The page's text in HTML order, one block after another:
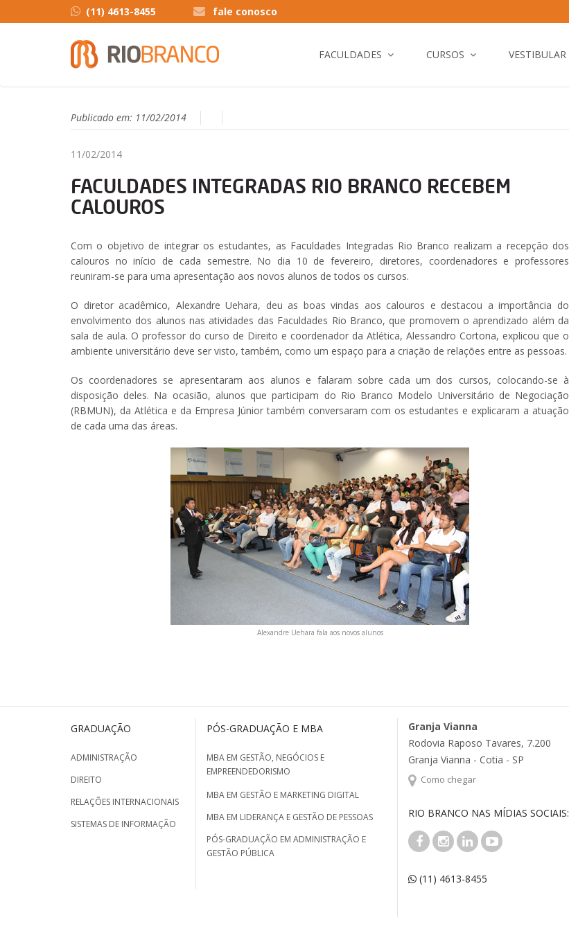
(11) 4613-8455 fale conosco
FACULDADES CURSOS VESTIBULAR
Publicado em: 11/02/2014
11/02/2014
FACULDADES INTEGRADAS RIO BRANCO RECEBEM
CALOUROS
Com o objetivo de integrar os estudantes, as Faculdades Integradas Rio Branco realizam a recepção dos
calouros no início de cada semestre. No dia 10 de fevereiro, diretores, coordenadores e professores
reuniram-se para uma apresentação aos novos alunos de todos os cursos.
O diretor acadêmico, Alexandre Uehara, deu as boas vindas aos calouros e destacou a importância do
envolvimento dos alunos nas atividades das Faculdades Rio Branco, que promovem o aprendizado além da
sala de aula. O professor do curso de Direito e coordenador da Atlética, Alessandro Cortona, explicou que o
ambiente universitário deve ser visto, também, como um espaço para a criação de relações entre as pessoas.
Os coordenadores se apresentaram aos alunos e falaram sobre cada um dos cursos, colocando-se à
disposição deles. Na ocasião, alunos que participam do Rio Branco Modelo Universitário de Negociação
(RBMUN), da Atlética e da Empresa Júnior também conversaram com os estudantes e explicaram a atuação
de cada uma das áreas.
Alexandre Uehara fala aos novos alunos
GRADUAÇÃO
ADMINISTRAÇÃO
DIREITO
RELAÇÕES INTERNACIONAIS
SISTEMAS DE INFORMAÇÃO
PÓS-GRADUAÇÃO E MBA
MBA EM GESTÃO, NEGÓCIOS E
EMPREENDEDORISMO
MBA EM GESTÃO E MARKETING DIGITAL
MBA EM LIDERANÇA E GESTÃO DE PESSOAS
PÓS-GRADUAÇÃO EM ADMINISTRAÇÃO E
GESTÃO PÚBLICA
Granja Vianna
Rodovia Raposo Tavares, 7.200
Granja Vianna - Cotia - SP
Como chegar
RIO BRANCO NAS MÍDIAS SOCIAIS:
(11) 4613-8455